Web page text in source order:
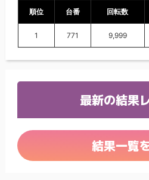
順位 台番 回転数
1 771 9,999
最新の結果
結果一覧